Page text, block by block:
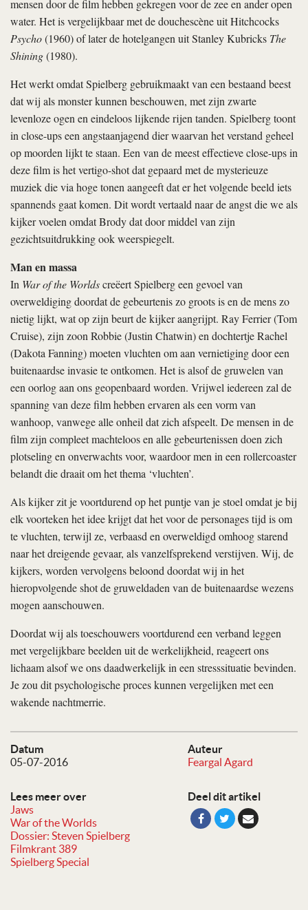
Datum
05-07-2016
Auteur
Feargal Agard
Lees meer over
Jaws
War of the Worlds
Dossier: Steven Spielberg
Filmkrant 389
Spielberg Special
Deel dit artikel
mensen door de film hebben gekregen voor de zee en ander open
water. Het is vergelijkbaar met de douchescène uit Hitchcocks
Psycho(1960) of later de hotelgangen uit Stanley Kubricks The
Shining(1980).
Het werkt omdat Spielberg gebruikmaakt van een bestaand beest
dat wij als monster kunnen beschouwen, met zijn zwarte
levenloze ogen en eindeloos lijkende rijen tanden. Spielberg toont
in close-ups een angstaanjagend dier waarvan het verstand geheel
op moorden lijkt te staan. Een van de meest effectieve close-ups in
deze film is het vertigo-shot dat gepaard met de mysterieuze
muziek die via hoge tonen aangeeft dat er het volgende beeld iets
spannends gaat komen. Dit wordt vertaald naar de angst die we als
kijker voelen omdat Brody dat door middel van zijn
gezichtsuitdrukking ook weerspiegelt.
Man en massa
In War of the Worldscreëert Spielberg een gevoel van
overweldiging doordat de gebeurtenis zo groots is en de mens zo
nietig lijkt, wat op zijn beurt de kijker aangrijpt. Ray Ferrier (Tom
Cruise), zijn zoon Robbie (Justin Chatwin) en dochtertje Rachel
(Dakota Fanning) moeten vluchten om aan vernietiging door een
buitenaardse invasie te ontkomen. Het is alsof de gruwelen van
een oorlog aan ons geopenbaard worden. Vrijwel iedereen zal de
spanning van deze film hebben ervaren als een vorm van
wanhoop, vanwege alle onheil dat zich afspeelt. De mensen in de
film zijn compleet machteloos en alle gebeurtenissen doen zich
plotseling en onverwachts voor, waardoor men in een rollercoaster
belandt die draait om het thema ‘vluchten’.
Als kijker zit je voortdurend op het puntje van je stoel omdat je bij
elk voorteken het idee krijgt dat het voor de personages tijd is om
te vluchten, terwijl ze, verbaasd en overweldigd omhoog starend
naar het dreigende gevaar, als vanzelfsprekend verstijven. Wij, de
kijkers, worden vervolgens beloond doordat wij in het
hieropvolgende shot de gruweldaden van de buitenaardse wezens
mogen aanschouwen.
Doordat wij als toeschouwers voortdurend een verband leggen
met vergelijkbare beelden uit de werkelijkheid, reageert ons
lichaam alsof we ons daadwerkelijk in een stresssituatie bevinden.
Je zou dit psychologische proces kunnen vergelijken met een
wakende nachtmerrie.